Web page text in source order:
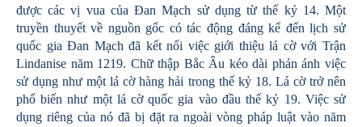
được các vị vua của Đan Mạch sử dụng từ thế kỷ 14. Một
truyền thuyết về nguồn gốc có tác động đáng kể đến lịch sử
quốc gia Đan Mạch đã kết nối việc giới thiệu lá cờ với Trận
Lindanise năm 1219. Chữ thập Bắc Âu kéo dài phản ánh việc
sử dụng như một lá cờ hàng hải trong thế kỷ 18. Lá cờ trở nên
phổ biến như một lá cờ quốc gia vào đầu thế kỷ 19. Việc sử
dụng riêng của nó đã bị đặt ra ngoài vòng pháp luật vào năm